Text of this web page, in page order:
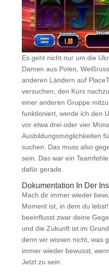
Es geht nicht nur um die
Damen aus Polen,
anderen Ländern auf
versuchen, den Kurs
einer anderen Gruppe
funktioniert, werde ich den
vor etwa drei oder vier
Ausbildungsmöglichkeiten
suchen. Das muss also
sein. Das war ein
dafür gerade.
Dokumentation In Der
Mach dir immer wieder
Moment ist, in dem du
beeinflusst zwar deine
und die Zukunft ist im
denn wir wissen nicht, was
immer wieder bewusst,
Jetzt zu sein.